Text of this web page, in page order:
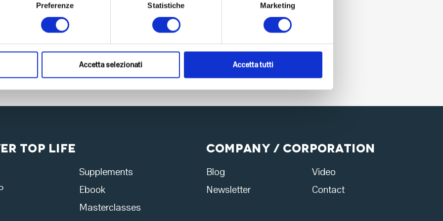
Preferenze Statistiche Marketing
Accetta selezionati Accetta tutti
Top Life
Supplements
Ebook
Masterclasses
Company / Corporation
Blog
Video
Newsletter
Contact